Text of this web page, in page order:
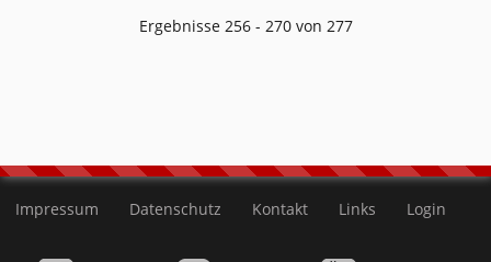
Ergebnisse 256 - 270 von 277
Impressum Datenschutz Kontakt Links Login